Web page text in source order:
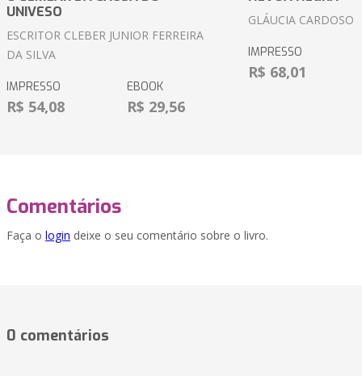
UNIVESO
ESCRITOR CLEBER JUNIOR FERREIRA
DA SILVA
IMPRESSO
R$ 54,08
EBOOK
R$ 29,56
GLÁUCIA CARDOSO
IMPRESSO
R$ 68,01
Comentários
Faça o login deixe o seu comentário sobre o livro.
0 comentários